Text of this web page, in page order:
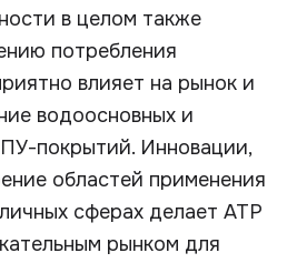
в целом также
потребления
влияет на рынок и
водоосновных и
покрытий. Инновации,
областей применения
сферах делает АТР
рынком для